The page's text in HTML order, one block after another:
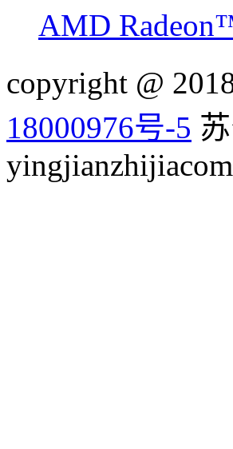
AMD
copyright @
18000976号-5